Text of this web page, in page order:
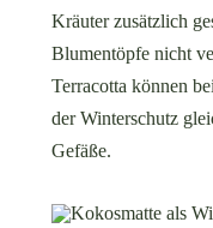
Kräuter zusätzlich
Blumentöpfe nicht
Terracotta können
der Winterschutz
Gefäße.